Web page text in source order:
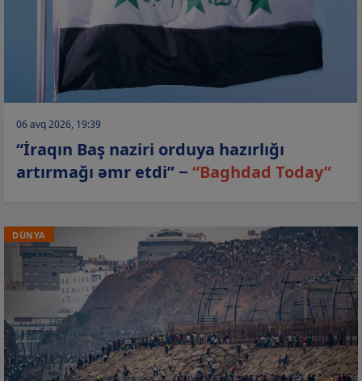
06 avq 2026, 19:39
“İraqın Baş naziri orduya hazırlığı
artırmağı əmr etdi” − “Baghdad Today”
DÜNYA